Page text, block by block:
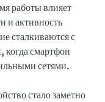
работы влияет
и активность
сталкиваются с
когда смартфон
сетями.
стало заметно